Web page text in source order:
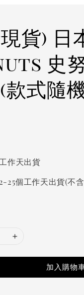
貨) 日
史
款式隨
作天出貨
25個工作天出貨(不
加入購物